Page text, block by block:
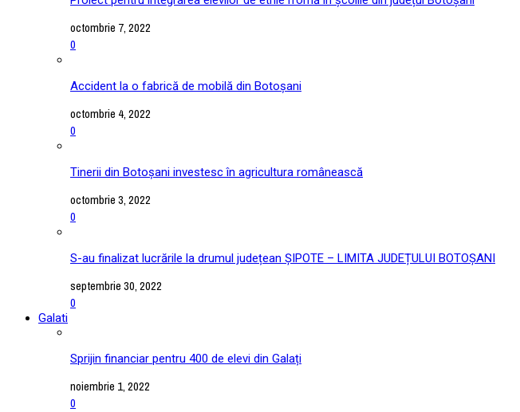
octombrie 7, 2022
0
Accident la o fabrică de mobilă din Botoșani
octombrie 4, 2022
0
Tinerii din Botoșani investesc în agricultura românească
octombrie 3, 2022
0
S-au finalizat lucrările la drumul județean ȘIPOTE – LIMITA JUDEȚULUI BOTOȘANI
septembrie 30, 2022
0
Galati
Sprijin financiar pentru 400 de elevi din Galați
noiembrie 1, 2022
0